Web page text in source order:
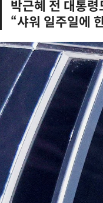
박근혜 전 대통
“샤워 일주일에